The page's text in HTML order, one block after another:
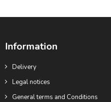
Information
Delivery
Legal notices
General terms and Conditions